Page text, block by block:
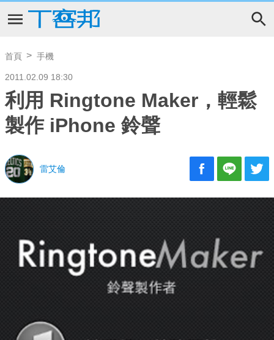
首頁 手機
2011.02.09 18:30
利用 Ringtone Maker，輕鬆
製作 iPhone 鈴聲
雷艾倫